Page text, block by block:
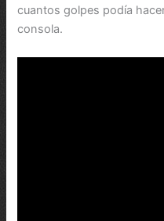
cuantos golpes podía
consola.